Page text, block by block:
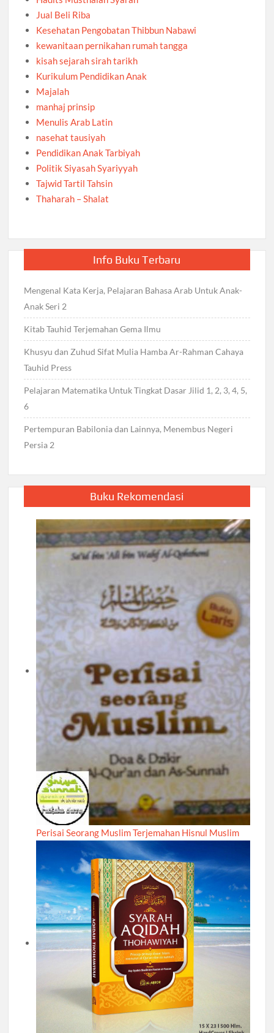
Jual Beli Riba
Kesehatan Pengobatan Thibbun Nabawi
kewanitaan pernikahan rumah tangga
kisah sejarah sirah tarikh
Kurikulum Pendidikan Anak
Majalah
manhaj prinsip
Menulis Arab Latin
nasehat tausiyah
Pendidikan Anak Tarbiyah
Politik Siyasah Syariyyah
Tajwid Tartil Tahsin
Thaharah – Shalat
Info Buku Terbaru
Mengenal Kata Kerja, Pelajaran Bahasa Arab Untuk Anak-
Anak Seri 2
Kitab Tauhid Terjemahan Gema Ilmu
Khusyu dan Zuhud Sifat Mulia Hamba Ar-Rahman Cahaya
Tauhid Press
Pelajaran Matematika Untuk Tingkat Dasar Jilid 1, 2, 3, 4, 5,
6
Pertempuran Babilonia dan Lainnya, Menembus Negeri
Persia 2
Buku Rekomendasi
Perisai Seorang Muslim Terjemahan Hisnul Muslim